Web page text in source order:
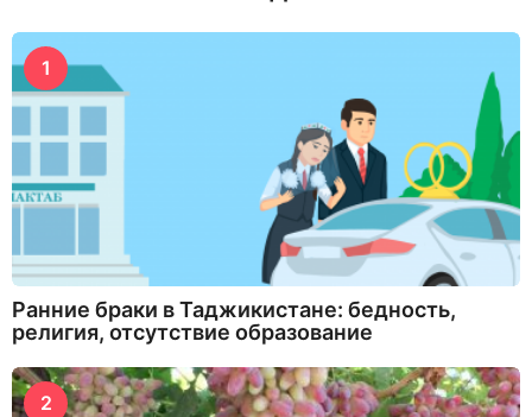
1
Ранние браки в Таджикистане: бедность,
религия, отсутствие образование
2